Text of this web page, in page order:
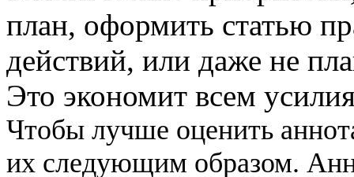
план, оформить статью
действий, или даже не
Это экономит всем
Чтобы лучше оценить
их следующим образом.